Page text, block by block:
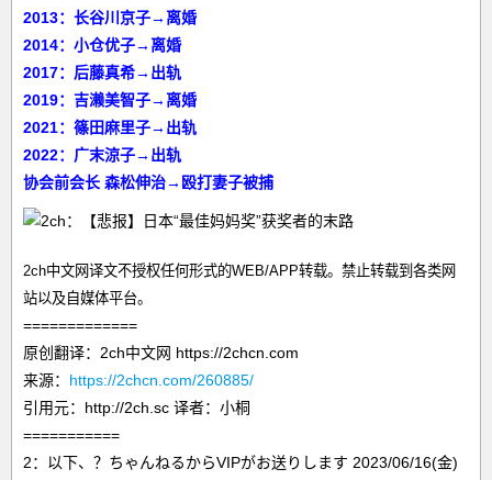
2013：长谷川京子→离婚
2014：小仓优子→离婚
2017：后藤真希→出轨
2019：吉濑美智子→离婚
2021：篠田麻里子→出轨
2022：广末涼子→出轨
协会前会长 森松伸治→殴打妻子被捕
2ch中文网译文不授权任何形式的WEB/APP转载。禁止转载到各类网
站以及自媒体平台。
=============
原创翻译：2ch中文网 https://2chcn.com
来源： https://2chcn.com/260885/
引用元：http://2ch.sc 译者：小桐
===========
2：以下、？ちゃんねるからVIPがお送りします 2023/06/16(金)